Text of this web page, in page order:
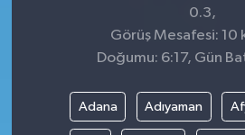
0.3,
Görüş Mesafesi: 10
Doğumu: 6:17, Gün
Adana Adıyaman